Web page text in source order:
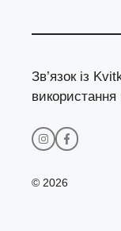
Зв’язок із
використання
© 2026